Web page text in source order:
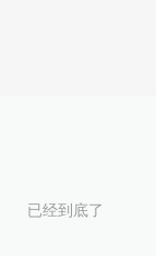
已经到底了